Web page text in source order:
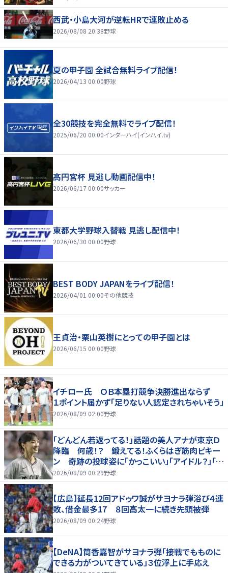
西武・小島大河が逆転HRで連敗止める
2026/08/08 20:38野球
夏の甲子園 全試合無料ライブ配信！
2026/04/13 00:00野球
全30競技を完全無料でライブ配信！
2025/06/20 00:00インターハイ(インハイ.tv)
高円宮杯 見逃し動画配信中！
2026/06/17 00:00サッカー
東都大学野球入替戦 見逃し配信中！
2026/06/30 00:00野球
BEST BODY JAPANをライブ配信！
2026/04/01 00:00その他競技
王貞治・栗山英樹にとっての甲子園とは
2026/06/15 00:00野球
イチロー氏 ＯＢ本塁打競争決勝進出ならず
１ポイント届かず「足りない人認定されちゃいそう」
2026/08/09 02:00野球
「どんどん若返ってる！」話題の美人アナが東京Ｄ
降臨 何歳！？ 鍛えてる！ふくらはぎ筋肉ピキー
ン 奇跡の投球姿に「かっこいい」「アイドル？」「女
神」
2026/08/09 00:29野球
【広島】延長12回アドゥワ誠がサヨナラ弾浴び４連
敗、借金最多17 ８回高太一に続き先頭被弾
2026/08/09 00:24野球
【DeNA】筒香嘉智がサヨナラ弾「接戦でもものに
できる力がついてきている」３位浮上に手応え